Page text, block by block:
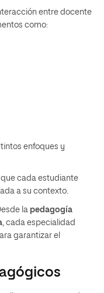
entre docente
como:
enfoques y
cada estudiante
a su contexto.
la pedagogía
, cada especialidad
garantizar el